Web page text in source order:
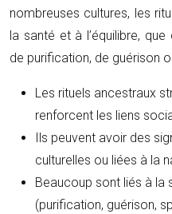
nombreuses cultures, les
la santé et à l’équilibre,
de purification, de guérison
Les rituels ancestraux
renforcent les liens
Ils peuvent avoir des
culturelles ou liées à la
Beaucoup sont liés à la
(purification, guérison,